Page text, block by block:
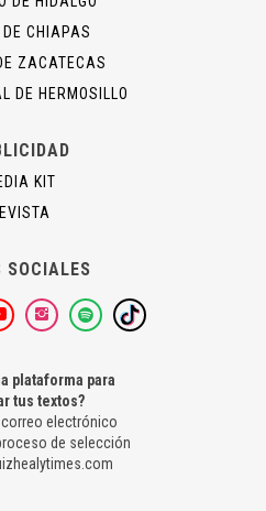
DE CHIAPAS
ZACATECAS
DE HERMOSILLO
KIT
SOCIALES
plataforma para
tus textos?
correo electrónico
de selección